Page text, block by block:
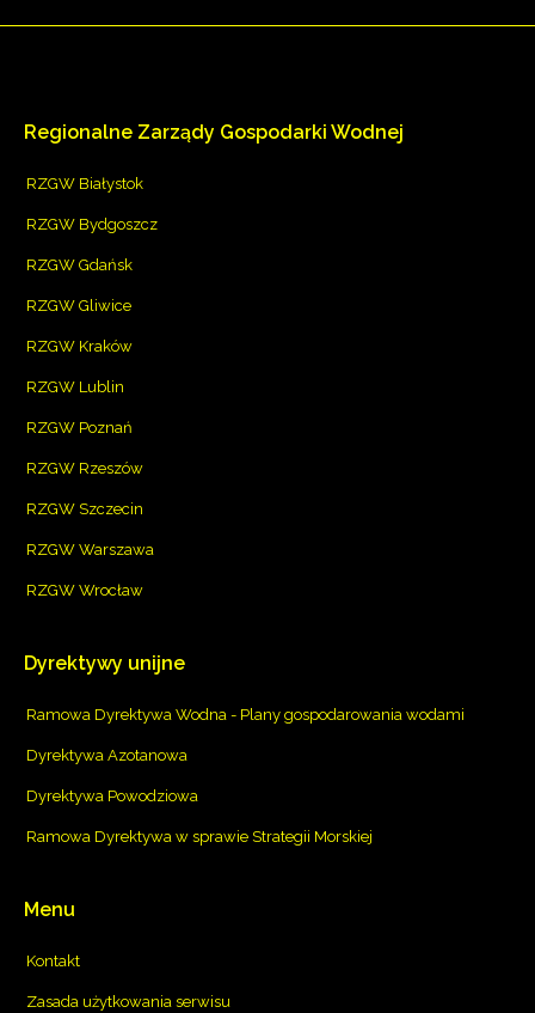
Regionalne Zarządy Gospodarki Wodnej
RZGW Białystok
RZGW Bydgoszcz
RZGW Gdańsk
RZGW Gliwice
RZGW Kraków
RZGW Lublin
RZGW Poznań
RZGW Rzeszów
RZGW Szczecin
RZGW Warszawa
RZGW Wrocław
Dyrektywy unijne
Ramowa Dyrektywa Wodna - Plany gospodarowania wodami
Dyrektywa Azotanowa
Dyrektywa Powodziowa
Ramowa Dyrektywa w sprawie Strategii Morskiej
Menu
Kontakt
Zasada użytkowania serwisu